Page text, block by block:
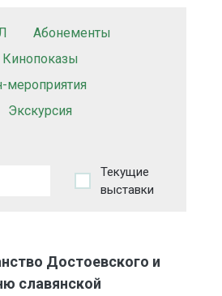
Абонементы
Кинопоказы
мероприятия
Экскурсия
Текущие
выставки
Достоевского и
славянской